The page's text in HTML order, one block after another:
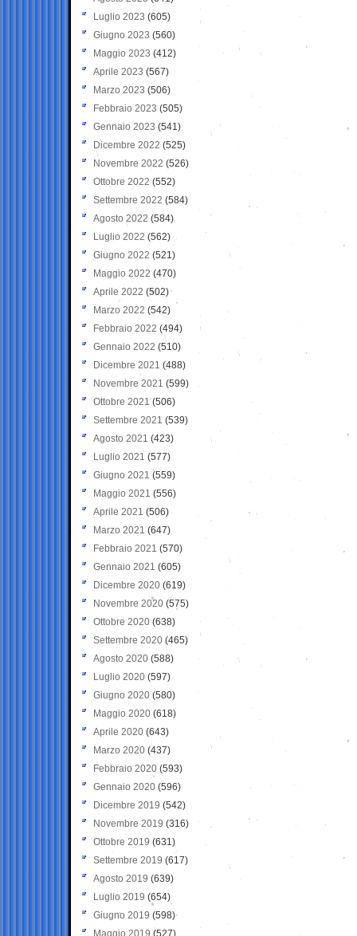
Luglio 2023 (605)
Giugno 2023 (560)
Maggio 2023 (412)
Aprile 2023 (567)
Marzo 2023 (506)
Febbraio 2023 (505)
Gennaio 2023 (541)
Dicembre 2022 (525)
Novembre 2022 (526)
Ottobre 2022 (552)
Settembre 2022 (584)
Agosto 2022 (584)
Luglio 2022 (562)
Giugno 2022 (521)
Maggio 2022 (470)
Aprile 2022 (502)
Marzo 2022 (542)
Febbraio 2022 (494)
Gennaio 2022 (510)
Dicembre 2021 (488)
Novembre 2021 (599)
Ottobre 2021 (506)
Settembre 2021 (539)
Agosto 2021 (423)
Luglio 2021 (577)
Giugno 2021(559)
Maggio 2021 (556)
Aprile 2021 (506)
Marzo 2021 (647)
Febbraio 2021 (570)
Gennaio 2021 (605)
Dicembre 2020 (619)
Novembre 2020 (575)
Ottobre 2020 (638)
Settembre 2020(465)
Agosto 2020 (588)
Luglio 2020 (597)
Giugno 2020 (580)
Maggio 2020 (618)
Aprile 2020 (643)
Marzo 2020 (437)
Febbraio 2020 (593)
Gennaio 2020 (596)
Dicembre 2019 (542)
Novembre 2019 (316)
Ottobre 2019 (631)
Settembre 2019 (617)
Agosto 2019 (639)
Luglio 2019 (654)
Giugno 2019 (598)
Maggio 2019 (527)